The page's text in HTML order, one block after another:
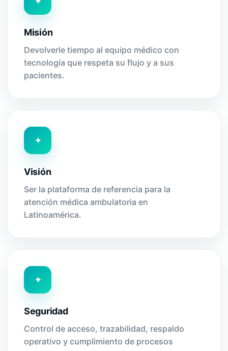
Misión
Devolverle tiempo al equipo médico con
tecnología que respeta su flujo y a sus
pacientes.
✦
Visión
Ser la plataforma de referencia para la
atención médica ambulatoria en
Latinoamérica.
✦
Seguridad
Control de acceso, trazabilidad, respaldo
operativo y cumplimiento de procesos